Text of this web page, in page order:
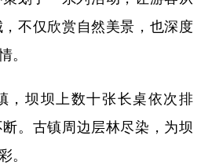
不仅欣赏自然美景，也深度
。
坝坝上数十张长桌依次排
。古镇周边层林尽染，为坝
。